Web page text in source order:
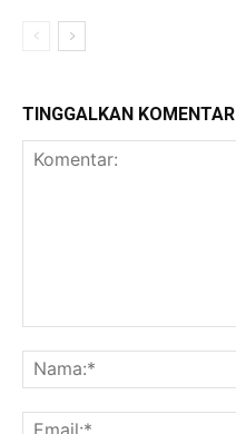
TINGGALKAN KOMENTAR